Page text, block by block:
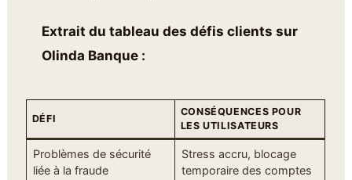
Extrait du tableau des défis clients sur
Olinda Banque :
DÉFI
CONSÉQUENCES POUR
LES UTILISATEURS
Problèmes de sécurité
liée à la fraude
Stress accru, blocage
temporaire des comptes